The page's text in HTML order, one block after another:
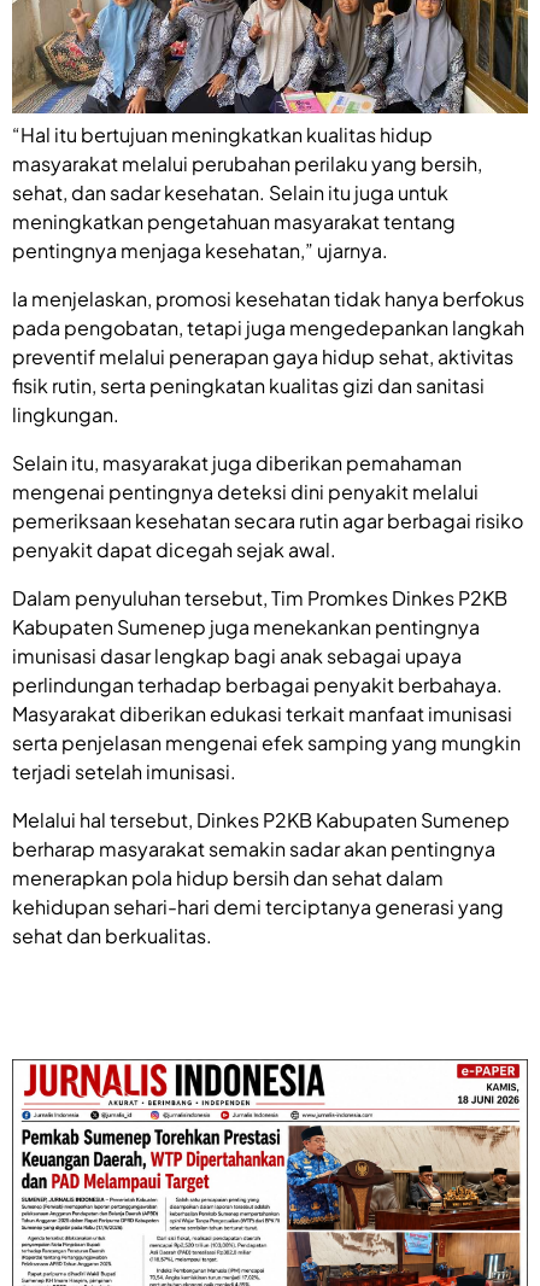
“Hal itu bertujuan meningkatkan kualitas hidup
masyarakat melalui perubahan perilaku yang bersih,
sehat, dan sadar kesehatan. Selain itu juga untuk
meningkatkan pengetahuan masyarakat tentang
pentingnya menjaga kesehatan,” ujarnya.
Ia menjelaskan, promosi kesehatan tidak hanya berfokus
pada pengobatan, tetapi juga mengedepankan langkah
preventif melalui penerapan gaya hidup sehat, aktivitas
fisik rutin, serta peningkatan kualitas gizi dan sanitasi
lingkungan.
Selain itu, masyarakat juga diberikan pemahaman
mengenai pentingnya deteksi dini penyakit melalui
pemeriksaan kesehatan secara rutin agar berbagai risiko
penyakit dapat dicegah sejak awal.
Dalam penyuluhan tersebut, Tim Promkes Dinkes P2KB
Kabupaten Sumenep juga menekankan pentingnya
imunisasi dasar lengkap bagi anak sebagai upaya
perlindungan terhadap berbagai penyakit berbahaya.
Masyarakat diberikan edukasi terkait manfaat imunisasi
serta penjelasan mengenai efek samping yang mungkin
terjadi setelah imunisasi.
Melalui hal tersebut, Dinkes P2KB Kabupaten Sumenep
berharap masyarakat semakin sadar akan pentingnya
menerapkan pola hidup bersih dan sehat dalam
kehidupan sehari-hari demi terciptanya generasi yang
sehat dan berkualitas.